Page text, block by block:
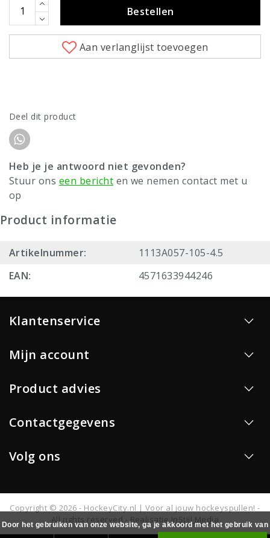
Bestellen
Aan verlanglijst toevoegen
Deel dit product
Heb je je antwoord niet gevonden?
Stuur ons een bericht en we nemen contact met u
op
Product informatie
Artikelnummer:
1113A057-105-4.5
EAN:
4571633944246
Klantenservice
Mijn account
Product advies
Contactgegevens
Volg ons
Copyright © 2026 - HockeyCity.nl | Voor al jouw hockeyspullen! -
All rights reserved - Realisatie InStijl Media
Door het gebruiken van onze website, ga je akkoord met het gebruik van